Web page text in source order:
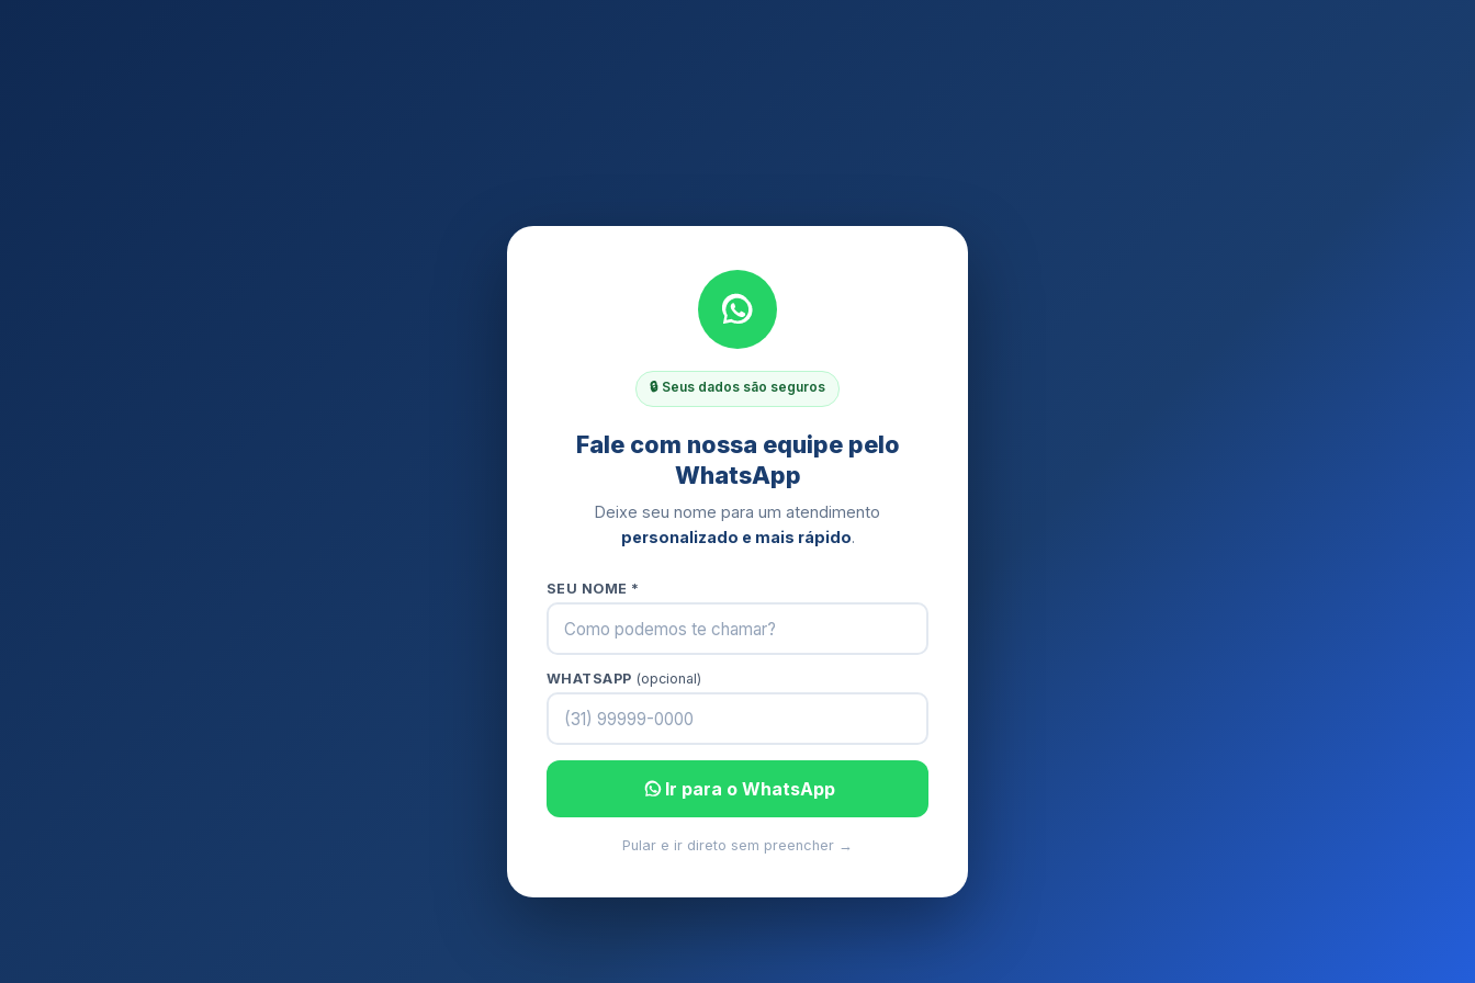
🔒 Seus dados são seguros
Fale com nossa equipe pelo
WhatsApp
Deixe seu nome para um atendimento
personalizado e mais rápido.
SEU NOME *
WHATSAPP (opcional)
Ir para o WhatsApp
Pular e ir direto sem preencher →